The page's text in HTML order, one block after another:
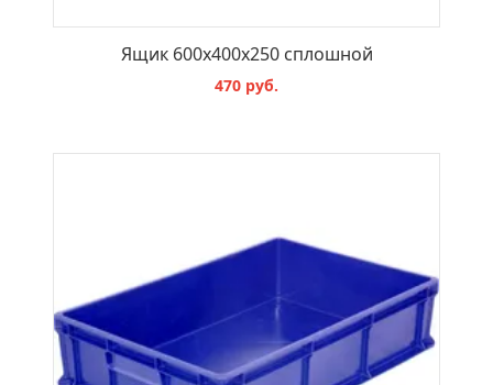
Ящик 600х400х250 сплошной
470 руб.
В КОРЗИНУ